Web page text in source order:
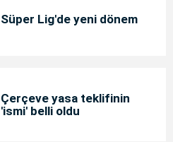
Süper Lig'de yeni dönem
Çerçeve yasa teklifinin
'ismi' belli oldu